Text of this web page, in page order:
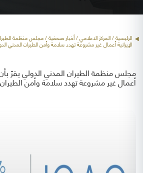
الرئيسية/ المركز الاعلامي /أخبار صحفية/ مجلس منظمة
الإيرانية أعمال غير مشروعة تهدد سلامة وأمن الطيران المدني
مجلس منظمة الطيران المدني الدولي يقرّ بأن
أعمال غير مشروعة تهدد سلامة وأمن